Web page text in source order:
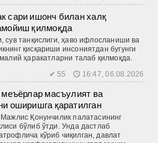
сари ишонч билан халқ
қилмоқда
сув танқислиги, ҳаво ифлосланиши ва
қисқариши инсониятдан бугунги
ҳаракатларни талаб қилмоқда.
✔ 55 🕔 16:47, 06.08.2026
меъёрлар масъулият ва
оширишга қаратилган
Қонунчилик палатасининг
бўлиб ўтди. Унда дастлаб
кўриб чиқилган, давлат